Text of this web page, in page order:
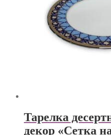
Тарелка
декор «Сетка